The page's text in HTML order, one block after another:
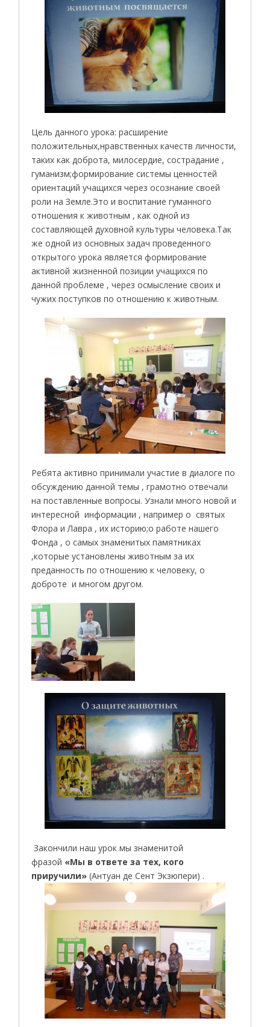
Цель данного урока: расширение
положительных,нравственных качеств личности,
таких как доброта, милосердие, сострадание ,
гуманизм;формирование системы ценностей
ориентаций учащихся через осознание своей
роли на Земле.Это и воспитание гуманного
отношения к животным , как одной из
составляющей духовной культуры человека.Так
же одной из основных задач проведенного
открытого урока является формирование
активной жизненной позиции учащихся по
данной проблеме , через осмысление своих и
чужих поступков по отношению к животным.
Ребята активно принимали участие в диалоге по
обсуждению данной темы , грамотно отвечали
на поставленные вопросы. Узнали много новой и
интересной информации , например о святых
Флора и Лавра , их историю;о работе нашего
Фонда , о самых знаменитых памятниках
,которые установлены животным за их
преданность по отношению к человеку, о
доброте и многом другом.
Закончили наш урок мы знаменитой
фразой «Мы в ответе за тех, кого
приручили»(Антуан де Сент Экзюпери) .